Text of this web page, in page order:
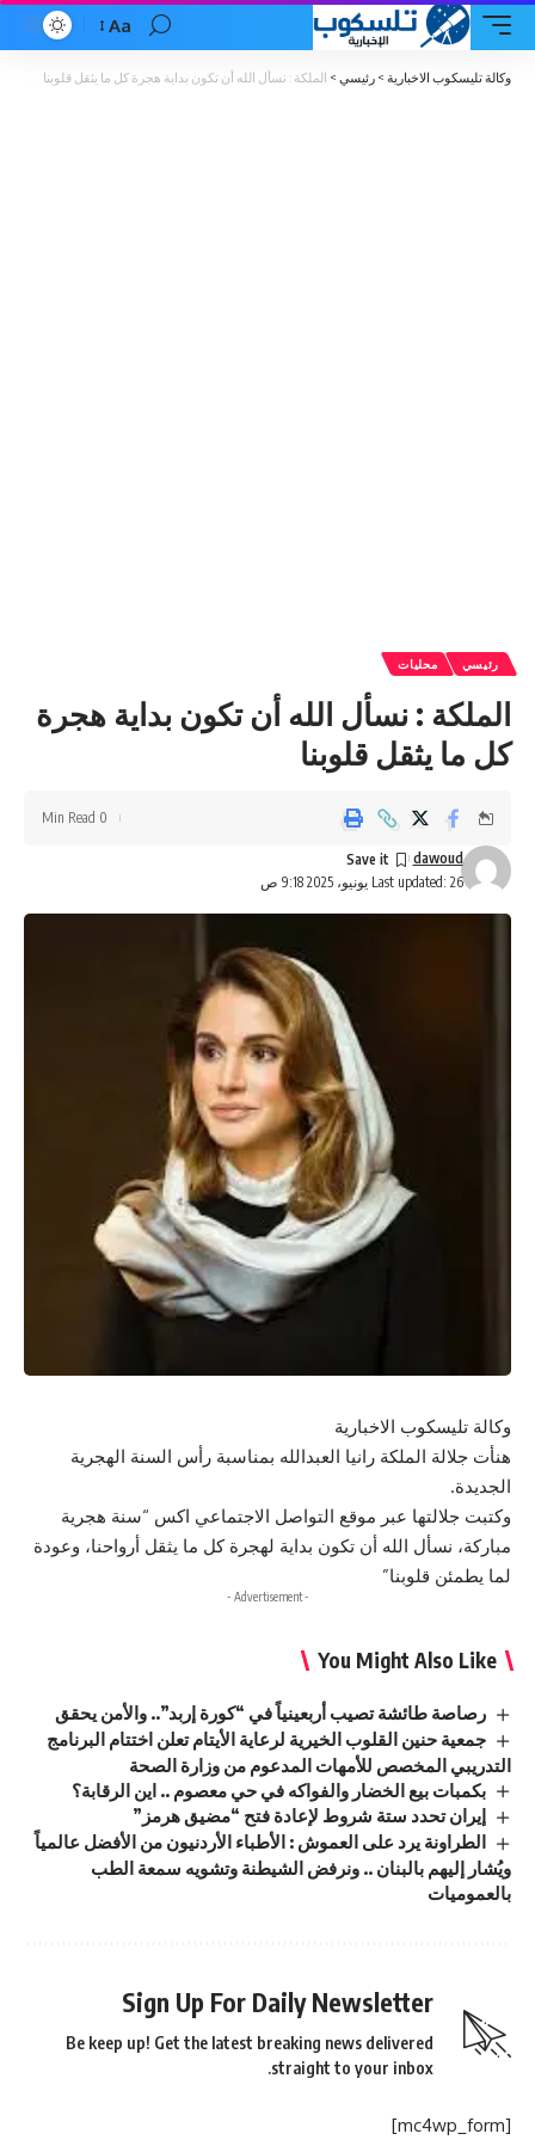
Font
Resizer
Aa
وكالة تليسكوب الاخبارية > رئيسي > الملكة : نسأل الله أن تكون بداية هجرة كل ما يثقل قلوبنا
رئيسي محليات
الملكة : نسأل الله أن تكون بداية هجرة
كل ما يثقل قلوبنا
Last updated: 26 يونيو، 2025 9:18 ص
dawoud
0 Min Read
وكالة تليسكوب الاخبارية
هنأت جلالة الملكة رانيا العبدالله بمناسبة رأس السنة الهجرية
الجديدة.
وكتبت جلالتها عبر موقع التواصل الاجتماعي اكس “سنة هجرية
مباركة، نسأل الله أن تكون بداية لهجرة كل ما يثقل أرواحنا، وعودة
لما يطمئن قلوبنا”
- Advertisement -
You Might Also Like
رصاصة طائشة تصيب أربعينياً في “كورة إربد”.. والأمن يحقق
جمعية حنين القلوب الخيرية لرعاية الأيتام تعلن اختتام البرنامج
التدريبي المخصص للأمهات المدعوم من وزارة الصحة
بكمبات بيع الخضار والفواكه في حي معصوم .. اين الرقابة؟
إيران تحدد ستة شروط لإعادة فتح “مضيق هرمز”
الطراونة يرد على العموش : الأطباء الأردنيون من الأفضل عالمياً
ويُشار إليهم بالبنان .. ونرفض الشيطنة وتشويه سمعة الطب
بالعموميات
Sign Up For Daily Newsletter
Be keep up! Get the latest breaking news delivered
straight to your inbox.
[mc4wp_form]